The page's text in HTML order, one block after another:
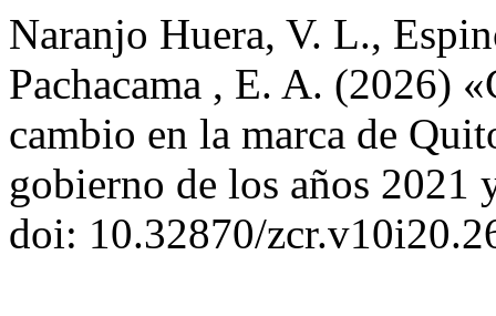
Naranjo Huera, V. L.,
Pachacama , E. A. (2026)
cambio en la marca de
gobierno de los años 2021
doi: 10.32870/